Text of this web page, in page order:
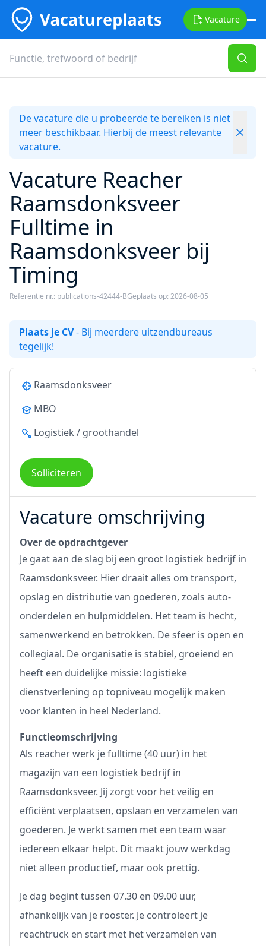
Vacature
De vacature die u probeerde te bereiken is niet
meer beschikbaar. Hierbij de meest relevante
vacature.
Vacature Reacher
Raamsdonksveer
Fulltime in
Raamsdonksveer bij
Timing
Referentie nr.: publications-42444-BGeplaats op: 2026-08-05
Plaats je CV- Bij meerdere uitzendbureaus
tegelijk!
Raamsdonksveer
MBO
Logistiek / groothandel
Solliciteren
Vacature omschrijving
Over de opdrachtgever
Je gaat aan de slag bij een groot logistiek bedrijf in
Raamsdonksveer. Hier draait alles om transport,
opslag en distributie van goederen, zoals auto-
onderdelen en hulpmiddelen. Het team is hecht,
samenwerkend en betrokken. De sfeer is open en
collegiaal. De organisatie is stabiel, groeiend en
heeft een duidelijke missie: logistieke
dienstverlening op topniveau mogelijk maken
voor klanten in heel Nederland.
Functieomschrijving
Als reacher werk je fulltime (40 uur) in het
magazijn van een logistiek bedrijf in
Raamsdonksveer. Jij zorgt voor het veilig en
efficiënt verplaatsen, opslaan en verzamelen van
goederen. Je werkt samen met een team waar
iedereen elkaar helpt. Dit maakt jouw werkdag
niet alleen productief, maar ook prettig.
Je dag begint tussen 07.30 en 09.00 uur,
afhankelijk van je rooster. Je controleert je
reachtruck en start met het verzamelen van